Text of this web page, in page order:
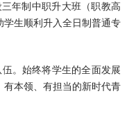
年制中职升大班（职教高
生顺利升入全日制普通专
。始终将学生的全面发展
本领、有担当的新时代青